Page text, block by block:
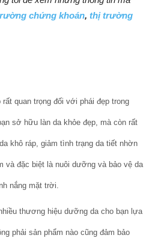
chứng khoán, thị trường
quan trọng đối với phái đẹp trong
sở hữu làn da khỏe đẹp, mà còn rất
khô ráp, giảm tình trạng da tiết nhờn
và đặc biệt là nuôi dưỡng và bảo vệ da
nắng mặt trời.
thương hiệu dưỡng da cho bạn lựa
phải sản phẩm nào cũng đảm bảo